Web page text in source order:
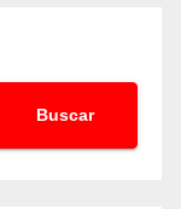
Buscar